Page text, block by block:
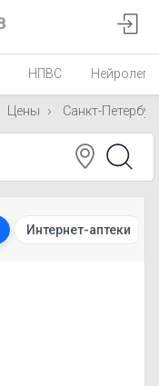
НПВС
Цены Санкт-
Интернет-аптеки